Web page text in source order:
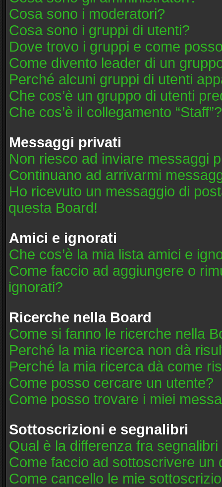
Cosa sono i moderatori?
Cosa sono i gruppi di utenti?
Dove trovo i gruppi e come
Come divento leader di un
Perché alcuni gruppi di utenti
Che cos’è un gruppo di utenti
Che cos’è il collegamento “Staff”?
Messaggi privati
Non riesco ad inviare messaggi
Continuano ad arrivarmi
Ho ricevuto un messaggio di
questa Board!
Amici e ignorati
Che cos’è la mia lista amici e
Come faccio ad aggiungere o
ignorati?
Ricerche nella Board
Come si fanno le ricerche nella
Perché la mia ricerca non dà
Perché la mia ricerca dà come
Come posso cercare un utente?
Come posso trovare i miei
Sottoscrizioni e segnalibri
Qual è la differenza fra
Come faccio ad sottoscrivere un
Come cancello le mie